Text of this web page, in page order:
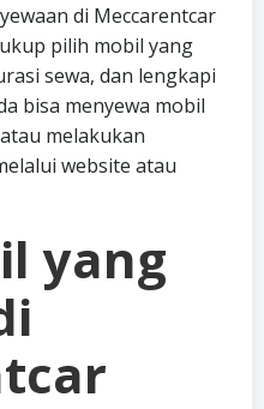
di Meccarentcar
pilih mobil yang
sewa, dan lengkapi
bisa menyewa mobil
melakukan
website atau
yang